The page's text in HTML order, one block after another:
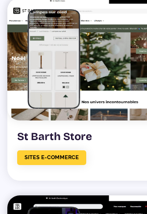
St Barth Store
SITES E-COMMERCE